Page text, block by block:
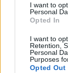
I want to
Personal
Opted In
I want to
Retention,
Personal
Purposes
Opted Out